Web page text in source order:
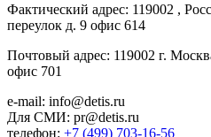
Фактический адрес: 119002 ,
переулок д. 9 офис 614
Почтовый адрес: 119002 г.
офис 701
e-mail: info@detis.ru
Для СМИ: pr@detis.ru
телефон: +7 (499) 703-16-56